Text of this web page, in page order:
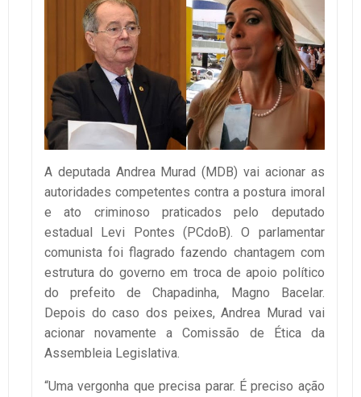
A deputada Andrea Murad (MDB) vai acionar as
autoridades competentes contra a postura imoral
e ato criminoso praticados pelo deputado
estadual Levi Pontes (PCdoB). O parlamentar
comunista foi flagrado fazendo chantagem com
estrutura do governo em troca de apoio político
do prefeito de Chapadinha, Magno Bacelar.
Depois do caso dos peixes, Andrea Murad vai
acionar novamente a Comissão de Ética da
Assembleia Legislativa.
“Uma vergonha que precisa parar. É preciso ação